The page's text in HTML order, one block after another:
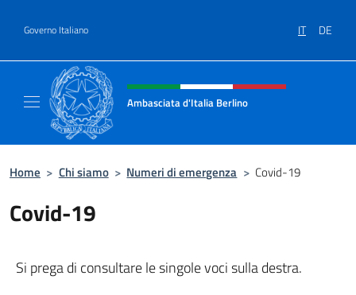
Governo Italiano IT DE
Intestazione sito, social e menù
Ambasciata d'Italia Berlino
Home > Chi siamo > Numeri di emergenza > Covid-19
Covid-19
Si prega di consultare le singole voci sulla destra.